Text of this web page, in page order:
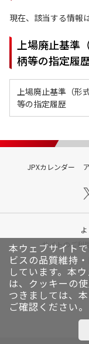
本ウェブサイト
ビスの品質維持
しています。 本
は、クッキーの
つきましては、
ご確認ください。
現在、該当する情報
上場廃止基準
柄等の指定履
上場廃止基準（形
等の指定履歴
JPXカレンダー
サイトのご利